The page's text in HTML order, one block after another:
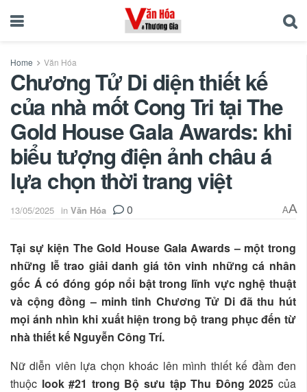
Home Văn Hóa
Chương Tử Di diện thiết kế
của nhà mốt Cong Tri tại The
Gold House Gala Awards: khi
biểu tượng điện ảnh châu á
lựa chọn thời trang việt
13/05/2025 in Văn Hóa 0 AA
Tại sự kiện The Gold House Gala Awards – một trong
những lễ trao giải danh giá tôn vinh những cá nhân
gốc Á có đóng góp nổi bật trong lĩnh vực nghệ thuật
và cộng đồng – minh tinh Chương Tử Di đã thu hút
mọi ánh nhìn khi xuất hiện trong bộ trang phục đến từ
nhà thiết kế Nguyễn Công Trí.
Nữ diễn viên lựa chọn khoác lên mình thiết kế đầm đen
thuộc look #21 trong Bộ sưu tập Thu Đông 2025 của